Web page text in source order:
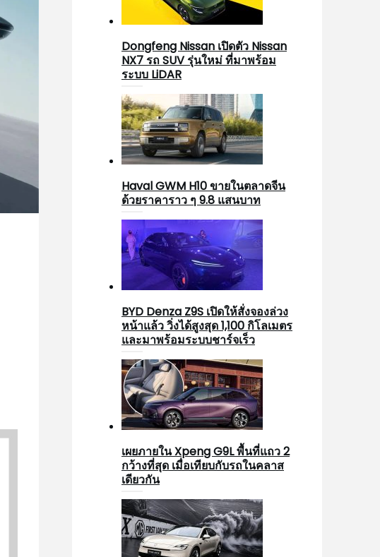
Dongfeng Nissan เปิดตัว Nissan
NX7 รถ SUV รุ่นใหม่ ที่มาพร้อม
ระบบ LiDAR
Haval GWM H10 ขายในตลาดจีน
ด้วยราคาราว ๆ 9.8 แสนบาท
BYD Denza Z9S เปิดให้สั่งจองล่วง
หน้าแล้ว วิ่งได้สูงสุด 1,100 กิโลเมตร
และมาพร้อมระบบชาร์จเร็ว
เผยภายใน Xpeng G9L พื้นที่แถว 2
กว้างที่สุด เมื่อเทียบกับรถในคลาส
เดียวกัน